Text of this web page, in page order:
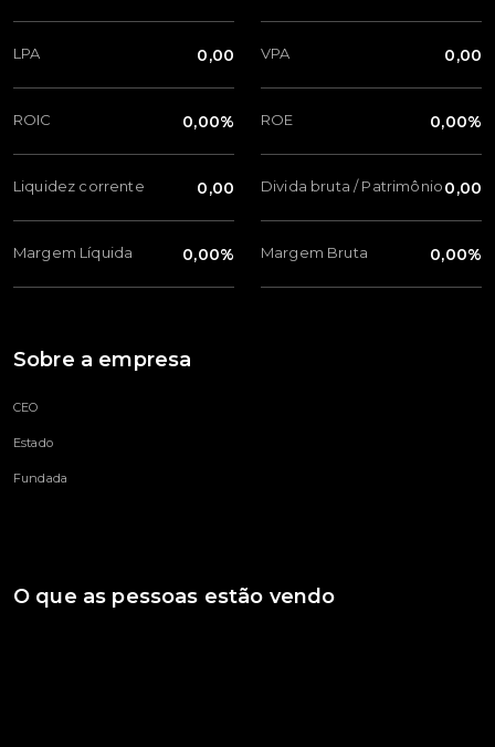
LPA 0,00
ROIC 0,00%
Liquidez corrente 0,00
Margem Líquida 0,00%
VPA 0,00
ROE 0,00%
Divida bruta / Patrimônio0,00
Margem Bruta 0,00%
Sobre a empresa
CEO
Estado
Fundada
O que as pessoas estão vendo